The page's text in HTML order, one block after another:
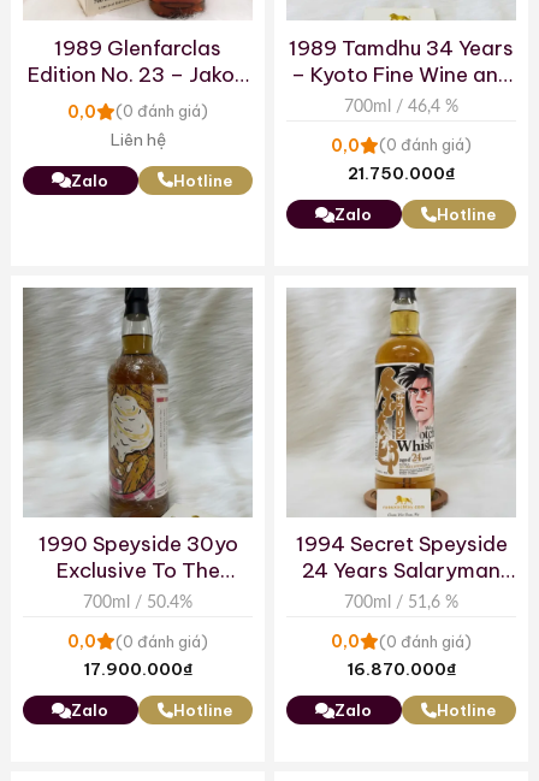
1989 Glenfarclas
Edition No. 23 – Jakob
I.
0,0 (0 đánh giá)
Liên hệ
Zalo Hotline
1989 Tamdhu 34 Years
– Kyoto Fine Wine and
Spirits
700ml / 46,4 %
0,0 (0 đánh giá)
21.750.000₫
Zalo Hotline
1990 Speyside 30yo
Exclusive To The
Netherlands
700ml / 50.4%
0,0 (0 đánh giá)
17.900.000₫
Zalo Hotline
1994 Secret Speyside
24 Years Salaryman
Kintaro Label – Whisky
700ml / 51,6 %
0,0 (0 đánh giá)
16.870.000₫
Zalo Hotline